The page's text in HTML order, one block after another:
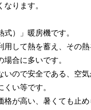
ります。
）」暖房機です。
して熱を蓄え、その
合に多いです。
ので安全である、空
い等です。
が高い、暑くても止